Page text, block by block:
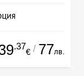
.37
€ / 77лв.